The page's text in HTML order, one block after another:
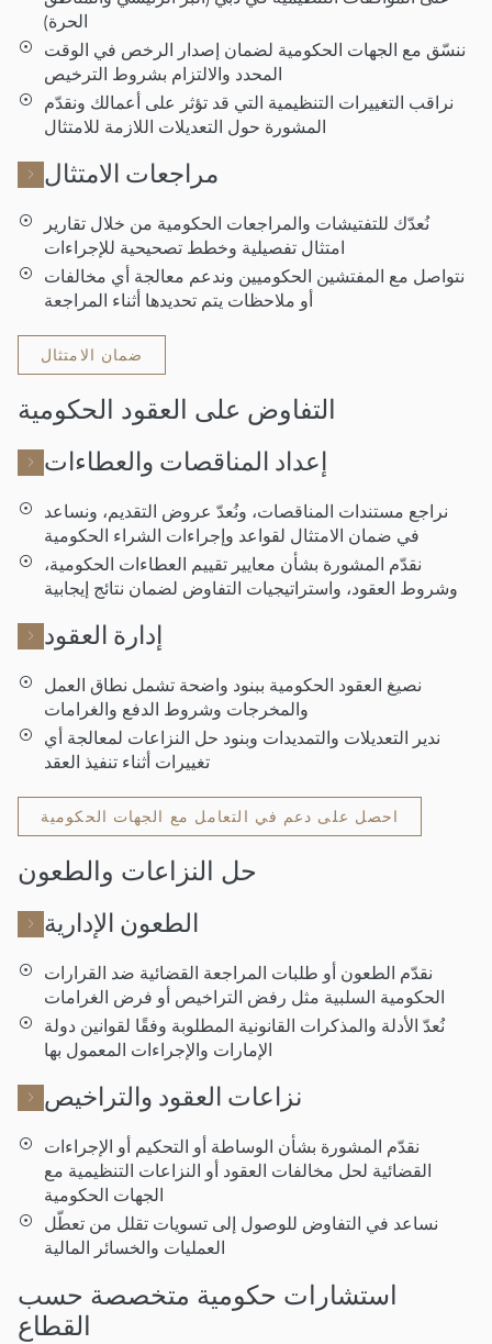
الحرة)
ننسّق مع الجهات الحكومية لضمان إصدار الرخص في الوقت
المحدد والالتزام بشروط الترخيص
نراقب التغييرات التنظيمية التي قد تؤثر على أعمالك ونقدّم
المشورة حول التعديلات اللازمة للامتثال
مراجعات الامتثال
نُعدّك للتفتيشات والمراجعات الحكومية من خلال تقارير
امتثال تفصيلية وخطط تصحيحية للإجراءات
نتواصل مع المفتشين الحكوميين وندعم معالجة أي مخالفات
أو ملاحظات يتم تحديدها أثناء المراجعة
ضمان الامتثال
التفاوض على العقود الحكومية
إعداد المناقصات والعطاءات
نراجع مستندات المناقصات، ونُعدّ عروض التقديم، ونساعد
في ضمان الامتثال لقواعد وإجراءات الشراء الحكومية
نقدّم المشورة بشأن معايير تقييم العطاءات الحكومية،
وشروط العقود، واستراتيجيات التفاوض لضمان نتائج إيجابية
إدارة العقود
نصيغ العقود الحكومية ببنود واضحة تشمل نطاق العمل
والمخرجات وشروط الدفع والغرامات
ندير التعديلات والتمديدات وبنود حل النزاعات لمعالجة أي
تغييرات أثناء تنفيذ العقد
احصل على دعم في التعامل مع الجهات الحكومية
حل النزاعات والطعون
الطعون الإدارية
نقدّم الطعون أو طلبات المراجعة القضائية ضد القرارات
الحكومية السلبية مثل رفض التراخيص أو فرض الغرامات
نُعدّ الأدلة والمذكرات القانونية المطلوبة وفقًا لقوانين دولة
الإمارات والإجراءات المعمول بها
نزاعات العقود والتراخيص
نقدّم المشورة بشأن الوساطة أو التحكيم أو الإجراءات
القضائية لحل مخالفات العقود أو النزاعات التنظيمية مع
الجهات الحكومية
نساعد في التفاوض للوصول إلى تسويات تقلل من تعطّل
العمليات والخسائر المالية
استشارات حكومية متخصصة حسب
القطاع